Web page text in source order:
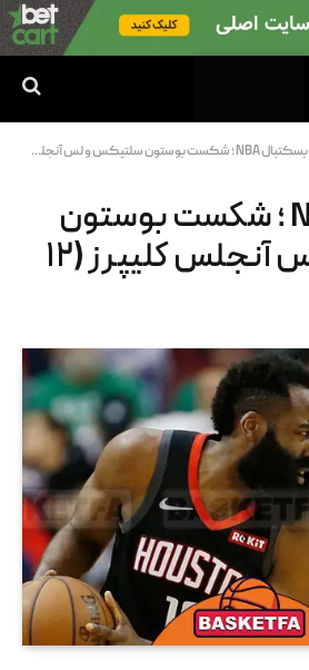
بسکتبال NBA ؛ شکست بوستون سلتیکس و لس آنجلس کلیپرز (۱۲ فوریه ۲۰۲۰)
بسکتبال NBA ؛ شکست بوستون
سلتیکس و لس آنجلس کلیپرز (۱۲